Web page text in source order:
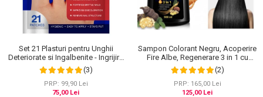
Set 21 Plasturi pentru Unghii
Deteriorate si Ingalbenite - Ingrijire
Nocturna si Protectie
(3)
PRP: 99,90 Lei
75,00 Lei
Sampon Colorant Negru, Acoperire
Fire Albe, Regenerare 3 in 1 cu
Ghimbir, 500 ml
(2)
PRP: 165,00 Lei
125,00 Lei